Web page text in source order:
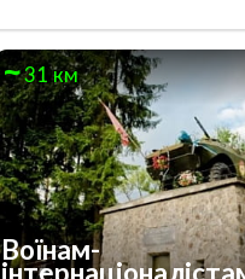
31 км
Воїнам-